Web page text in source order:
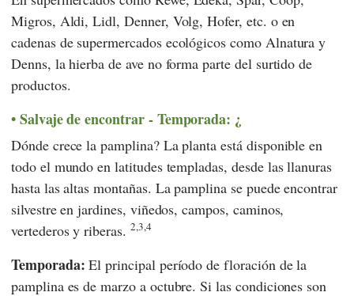
Migros, Aldi,Lidl, Denner, Volg,Hofer, etc. o en
cadenas de supermercados ecológicos como Alnatura y
Denns, la hierba de ave no forma parte del surtido de
productos.
Salvaje de encontrar - Temporada: ¿
Dónde crece la pamplina? La planta está disponible en
todo el mundo en latitudes templadas, desde las llanuras
hasta las altas montañas. La pamplina se puede encontrar
silvestre en jardines, viñedos, campos, caminos,
vertederos y riberas. 2,3,4
Temporada: El principal período de floración de la
pamplina es de marzo a octubre. Si las condiciones son